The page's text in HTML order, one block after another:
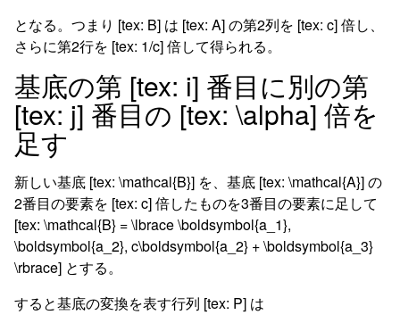
となる。つまり [tex: B] は [tex: A] の第2列を [tex: c] 倍し、
さらに第2行を [tex: 1/c] 倍して得られる。
基底の第 [tex: i] 番目に別の第
[tex: j] 番目の [tex: \alpha] 倍を
足す
新しい基底 [tex: \mathcal{B}] を、基底 [tex: \mathcal{A}] の
2番目の要素を [tex: c] 倍したものを3番目の要素に足して
[tex: \mathcal{B} = \lbrace \boldsymbol{a_1},
\boldsymbol{a_2}, c\boldsymbol{a_2} + \boldsymbol{a_3}
\rbrace] とする。
すると基底の変換を表す行列 [tex: P] は